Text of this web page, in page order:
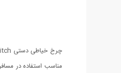
مناسب استفاده در